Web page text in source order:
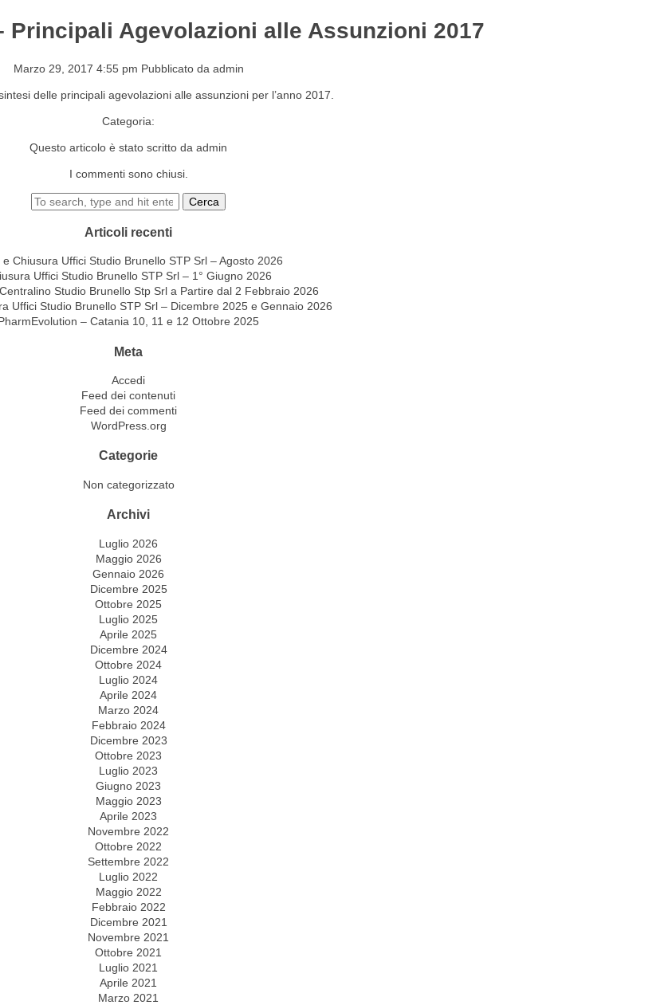
Principali Agevolazioni alle Assunzioni 2017
Marzo 29, 2017 4:55 pm Pubblicato da admin
delle principali agevolazioni alle assunzioni per l’anno 2017.
Categoria:
Questo articolo è stato scritto da admin
I commenti sono chiusi.
Cerca
Articoli recenti
e Chiusura Uffici Studio Brunello STP Srl – Agosto 2026
Uffici Studio Brunello STP Srl – 1° Giugno 2026
Studio Brunello Stp Srl a Partire dal 2 Febbraio 2026
Uffici Studio Brunello STP Srl – Dicembre 2025 e Gennaio 2026
– Catania 10, 11 e 12 Ottobre 2025
Meta
Accedi
Feed dei contenuti
Feed dei commenti
WordPress.org
Categorie
Non categorizzato
Archivi
Luglio 2026
Maggio 2026
Gennaio 2026
Dicembre 2025
Ottobre 2025
Luglio 2025
Aprile 2025
Dicembre 2024
Ottobre 2024
Luglio 2024
Aprile 2024
Marzo 2024
Febbraio 2024
Dicembre 2023
Ottobre 2023
Luglio 2023
Giugno 2023
Maggio 2023
Aprile 2023
Novembre 2022
Ottobre 2022
Settembre 2022
Luglio 2022
Maggio 2022
Febbraio 2022
Dicembre 2021
Novembre 2021
Ottobre 2021
Luglio 2021
Aprile 2021
Marzo 2021